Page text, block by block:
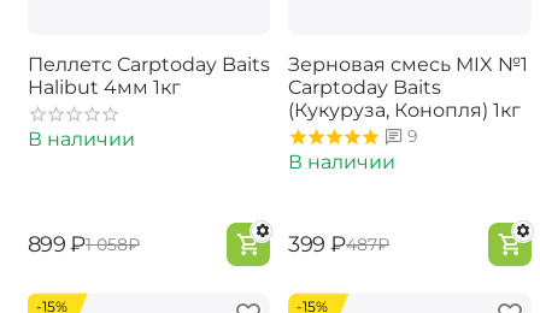
Пеллетс Carptoday Baits
Halibut 4мм 1кг
В наличии
‍899‍ ₽‍1 058‍₽
Зерновая смесь MIX №1
Carptoday Baits
(Кукуруза, Конопля) 1кг
9
В наличии
‍399‍ ₽‍487‍₽
-15% -15%